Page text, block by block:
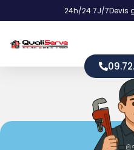
24h/24 7J/7Devis